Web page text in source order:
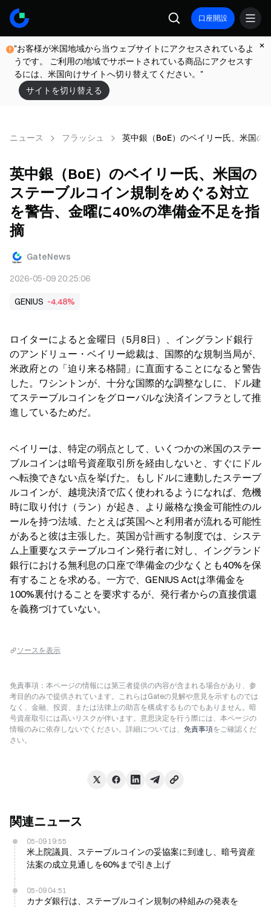
口座開設
"お客様が米国地域から当ウェブサイトにアクセスされているよ
うです。 ご利用の地域でサポートされている商品にアクセスす
るには、米国向けサイトへ切り替えてください。"
サイトを切り替える
ニュース フラッシュ 英中銀（BoE）のベイリー氏、米国の
英中銀（BoE）のベイリー氏、米国の
ステーブルコイン規制をめぐる対立
を警告、金曜に40%の準備金不足を指
摘
GateNews
2026-05-09 20:25:06
GENIUS -4.48%
ロイターによると金曜日（5月8日）、イングランド銀行
のアンドリュー・ベイリー総裁は、国際的な規制当局が、
米政府との「迫り来る格闘」に直面することになると警告
した。ワシントンが、十分な国際的な調整なしに、ドル建
てステーブルコインをグローバルな決済インフラとして推
進しているためだ。
ベイリーは、特定の弱点として、いくつかの米国のステー
ブルコインは暗号資産取引所を経由しないと、すぐにドル
へ転換できない点を挙げた。もしドルに連動したステーブ
ルコインが、越境決済で広く使われるようになれば、危機
時に取り付け（ラン）が起き、より厳格な換金可能性のル
ールを持つ法域、たとえば英国へと利用者が流れる可能性
があると彼は主張した。英国が計画する制度では、システ
ム上重要なステーブルコイン発行者に対し、イングランド
銀行における無利息の口座で準備金の少なくとも40%を保
有することを求める。一方で、GENIUS Actは準備金を
100%裏付けることを要求するが、発行者からの直接償還
を義務づけていない。
ソースを表示
免責事項：本ページの情報には第三者提供の内容が含まれる場合があり、参
考目的のみで提供されています。これらはGateの見解や意見を示すものでは
なく、金融、投資、または法律上の助言を構成するものでもありません。暗
号資産取引には高いリスクが伴います。意思決定を行う際には、本ページの
情報のみに依存しないでください。詳細については、 免責事項をご確認くだ
さい。
関連ニュース
05-09 19:55
米上院議員、ステーブルコインの妥協案に到達し、暗号資産
法案の成立見通しを60%まで引き上げ
05-09 04:51
カナダ銀行は、ステーブルコイン規制の枠組みの発表を